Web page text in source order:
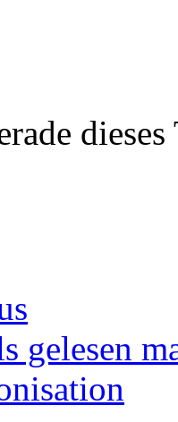
gelesen